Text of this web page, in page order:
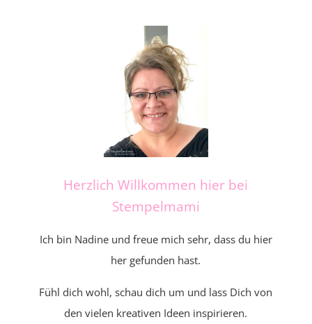
Herzlich Willkommen hier bei
Stempelmami
Ich bin Nadine und freue mich sehr, dass du hier
her gefunden hast.
Fühl dich wohl, schau dich um und lass Dich von
den vielen kreativen Ideen inspirieren.